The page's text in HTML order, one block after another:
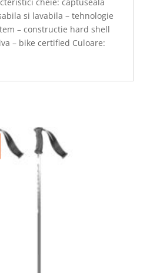
cheie: captuseala
si lavabila – tehnologie
– constructie hard shell
– bike certified Culoare: